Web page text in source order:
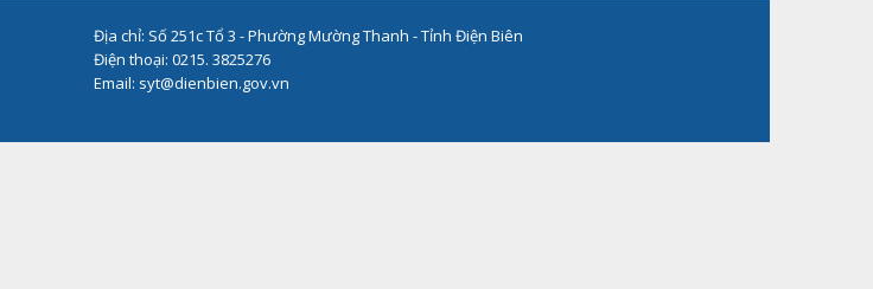
Địa chỉ: Số 251c Tổ 3 - Phường Mường Thanh - Tỉnh Điện Biên
Điện thoại: 0215. 3825276
Email: syt@dienbien.gov.vn